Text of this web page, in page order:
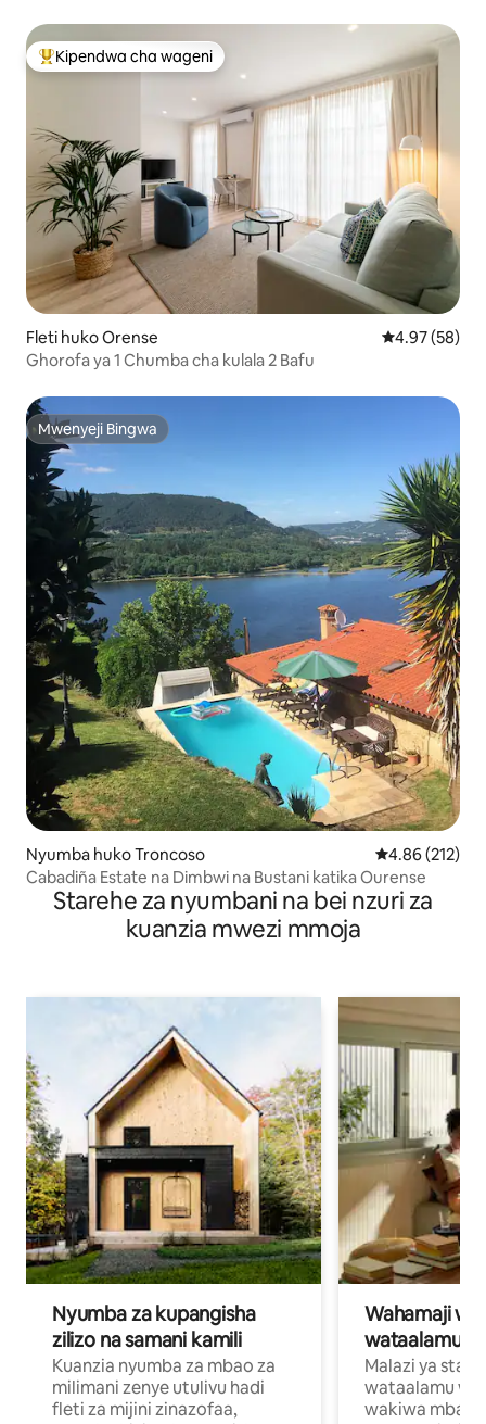
Kipendwa maarufu cha wageni
Kipendwa cha wageni
Fleti huko Orense Ukadiriaji wa
4.97 (58)
Ghorofa ya 1 Chumba cha kulala 2 Bafu
Mwenyeji Bingwa
Mwenyeji Bingwa
Nyumba huko Troncoso Ukadiriaji wa
4.86 (212)
Cabadiña Estate na Dimbwi na Bustani katika Ourense
Starehe za nyumbani na bei nzuri za
kuanzia mwezi mmoja
Nyumba za kupangisha
zilizo na samani kamili
Kuanzia nyumba za mbao za
milimani zenye utulivu hadi
fleti za mijini zinazofaa,
Wahamaji
wataalamu
Malazi ya
wataalamu
wakiwa mbali